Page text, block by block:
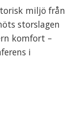
miljö från
storslagen
komfort –
i